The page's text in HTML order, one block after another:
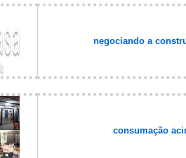
negociando a
consumação